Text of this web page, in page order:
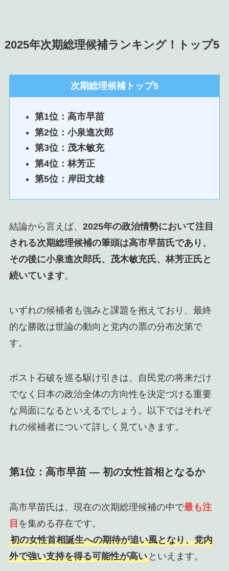
2025年次期総理候補ランキング！トップ5
次期総理候補トップ5
第1位：高市早苗
第2位：小泉進次郎
第3位： 茂木敏充
第4位：林芳正
第5位：岸田文雄
結論から言えば、 2025年の政治情勢において注目
される次期総理候補の筆頭は高市早苗氏であり、
その後に小泉進次郎氏、茂木敏充氏、林芳正氏と
続いています。
いずれの候補者も強みと課題を抱えており、最終
的な勝敗は世論の動向と党内の票の分布次第で
す。
ポスト石破を巡る駆け引きは、自民党の将来だけ
でなく日本の政治全体の方向性を決定づける重要
な局面になるといえるでしょう。以下ではそれぞ
れの候補者について詳しく見ていきます。
第1位：高市早苗 ― 初の女性首相となるか
高市早苗氏は、現在の次期総理候補の中で最も注
目 を集める存在です。
初の女性首相誕生への期待が追い風となり、党内
外で強い支持を得る可能性が高いといえます。